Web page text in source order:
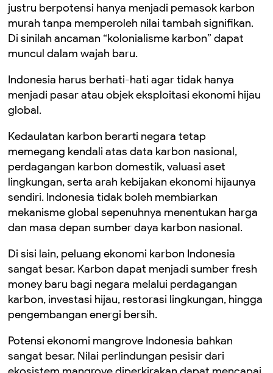
justru berpotensi hanya menjadi pemasok karbon
murah tanpa memperoleh nilai tambah signifikan.
Di sinilah ancaman “kolonialisme karbon” dapat
muncul dalam wajah baru.
Indonesia harus berhati-hati agar tidak hanya
menjadi pasar atau objek eksploitasi ekonomi hijau
global.
Kedaulatan karbon berarti negara tetap
memegang kendali atas data karbon nasional,
perdagangan karbon domestik, valuasi aset
lingkungan, serta arah kebijakan ekonomi hijaunya
sendiri. Indonesia tidak boleh membiarkan
mekanisme global sepenuhnya menentukan harga
dan masa depan sumber daya karbon nasional.
Di sisi lain, peluang ekonomi karbon Indonesia
sangat besar. Karbon dapat menjadi sumber fresh
money baru bagi negara melalui perdagangan
karbon, investasi hijau, restorasi lingkungan, hingga
pengembangan energi bersih.
Potensi ekonomi mangrove Indonesia bahkan
sangat besar. Nilai perlindungan pesisir dari